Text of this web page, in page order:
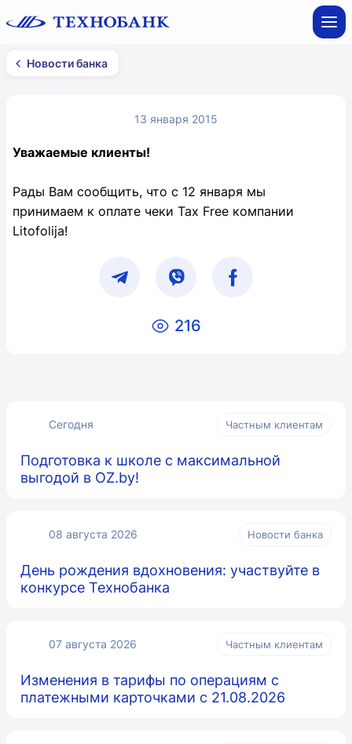
Новости банка
13 января 2015
Уважаемые клиенты!
Рады Вам сообщить, что с 12 января мы
принимаем к оплате чеки Tax Free компании
Litofolija!
216
Сегодня Частным клиентам
Подготовка к школе с максимальной
выгодой в OZ.by!
08 августа 2026 Новости банка
День рождения вдохновения: участвуйте в
конкурсе Технобанка
07 августа 2026 Частным клиентам
Изменения в тарифы по операциям с
платежными карточками с 21.08.2026